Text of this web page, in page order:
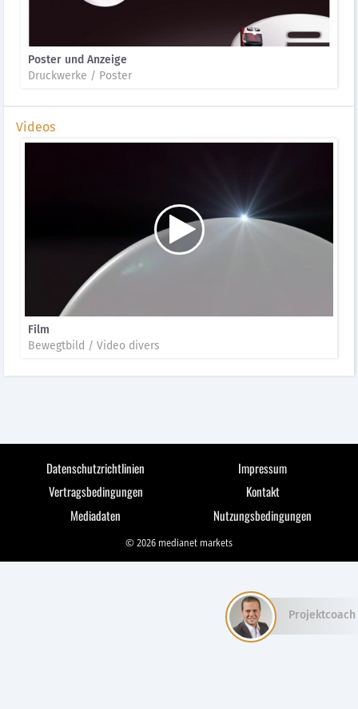
Poster und Anzeige
Druckwerke / Poster
Videos
Film
Bewegtbild / Video divers
Datenschutzrichtlinien
Impressum
Vertragsbedingungen
Kontakt
Mediadaten
Nutzungsbedingungen
© 2026 medianet markets
Projektcoach